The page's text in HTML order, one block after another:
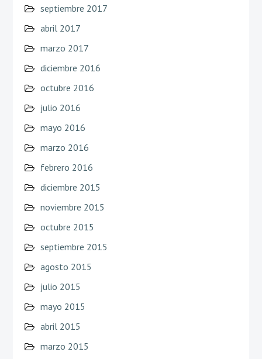
septiembre 2017
abril 2017
marzo 2017
diciembre 2016
octubre 2016
julio 2016
mayo 2016
marzo 2016
febrero 2016
diciembre 2015
noviembre 2015
octubre 2015
septiembre 2015
agosto 2015
julio 2015
mayo 2015
abril 2015
marzo 2015